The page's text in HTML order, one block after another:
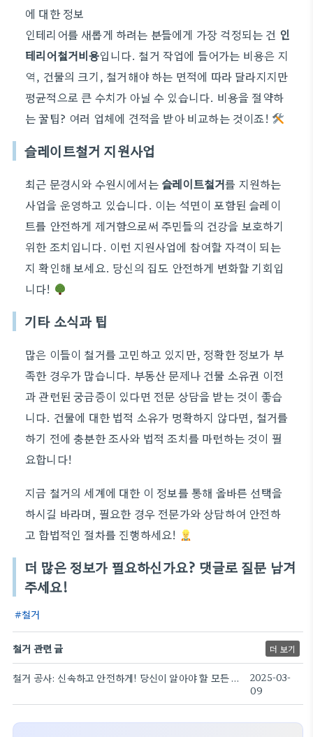
에 대한 정보
인테리어를 새롭게 하려는 분들에게 가장 걱정되는 건 인
테리어철거비용입니다. 철거 작업에 들어가는 비용은 지
역, 건물의 크기, 철거해야 하는 면적에 따라 달라지지만
평균적으로 큰 수치가 아닐 수 있습니다. 비용을 절약하
는 꿀팁? 여러 업체에 견적을 받아 비교하는 것이죠!
슬레이트철거 지원사업
최근 문경시와 수원시에서는 슬레이트철거를 지원하는
사업을 운영하고 있습니다. 이는 석면이 포함된 슬레이
트를 안전하게 제거함으로써 주민들의 건강을 보호하기
위한 조치입니다. 이런 지원사업에 참여할 자격이 되는
지 확인해 보세요. 당신의 집도 안전하게 변화할 기회입
니다!
기타 소식과 팁
많은 이들이 철거를 고민하고 있지만, 정확한 정보가 부
족한 경우가 많습니다. 부동산 문제나 건물 소유권 이전
과 관련된 궁금증이 있다면 전문 상담을 받는 것이 좋습
니다. 건물에 대한 법적 소유가 명확하지 않다면, 철거를
하기 전에 충분한 조사와 법적 조치를 마련하는 것이 필
요합니다!
지금 철거의 세계에 대한 이 정보를 통해 올바른 선택을
하시길 바라며, 필요한 경우 전문가와 상담하여 안전하
고 합법적인 절차를 진행하세요!
더 많은 정보가 필요하신가요? 댓글로 질문 남겨
주세요!
철거
철거 관련 글 더 보기
철거 공사: 신속하고 안전하게! 당신이 알아야 할 모든 것
2025-03-
09